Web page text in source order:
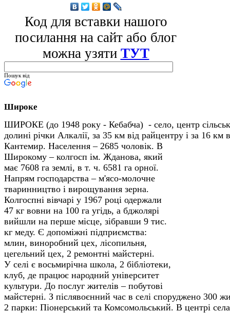
Код для вставки нашого
посилання на сайт або блог
можна узяти ТУТ
Пошук від
Широке
ШИРОКЕ (до 1948 року - Кебабча) - село, центр
долині річки Алкалії, за 35 км від райцентру і за 16 км
Кантемир. Населення – 2685 чоловік. В
Широкому – колгосп ім. Жданова, який
має 7608 га землі, в т. ч. 6581 га орної.
Напрям господарства – м'ясо-молочне
тваринництво і вирощування зерна.
Колгоспні вівчарі у 1967 році одержали
47 кг вовни на 100 га угідь, а бджолярі
вийшли на перше місце, зібравши 9 тис.
кг меду. Є допоміжні підприємства:
млин, виноробний цех, лісопильня,
цегельний цех, 2 ремонтні майстерні.
У селі є восьмирічна школа, 2 бібліотеки,
клуб, де працює народний університет
культури. До послуг жителів – побутові
майстерні. З післявоєнний час в селі споруджено 300
2 парки: Піонерський та Комсомольський. В центрі